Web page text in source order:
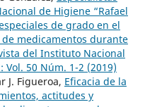
de Higiene “Rafael
de grado en el
medicamentos durante
del Instituto Nacional
50 Núm. 1-2 (2019)
J. Figueroa, Eficacia de la
actitudes y